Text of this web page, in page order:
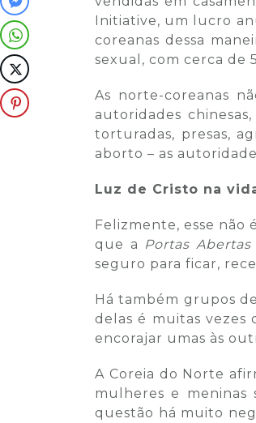
Initiative, um lucro
coreanas dessa
sexual, com cerca de
As norte-coreanas
autoridades
torturadas, presas,
aborto – as
Luz de Cristo na
Felizmente, esse não
que a Portas Abertas
seguro para ficar,
Há também grupos
delas é muitas vezes
encorajar umas às
A Coreia do Norte
mulheres e meninas
questão há muito